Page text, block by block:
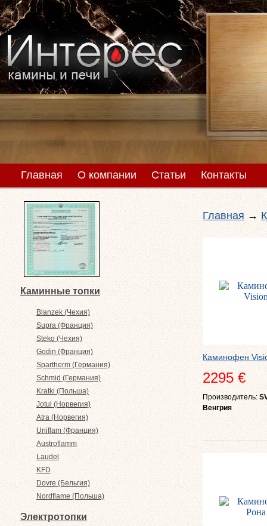
Главная О компании Статьи Контакты
Каминные топки
Blanzek (Чехия)
Supra (Франция)
Steko (Чехия)
Godin (Франция)
Spartherm (Германия)
Schmid (Германия)
Kratki (Польша)
Jotul (Норвегия)
Atra (Норвегия)
Uniflam (Франция)
Austroflamm
Laudel
KFD
Dovre (Бельгия)
Nordflame (Польша)
Электротопки
Главная→
Каминофен
2295 €
Производитель:
Венгрия